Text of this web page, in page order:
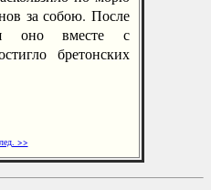
за собою. После
оно вместе с
бретонских
>>